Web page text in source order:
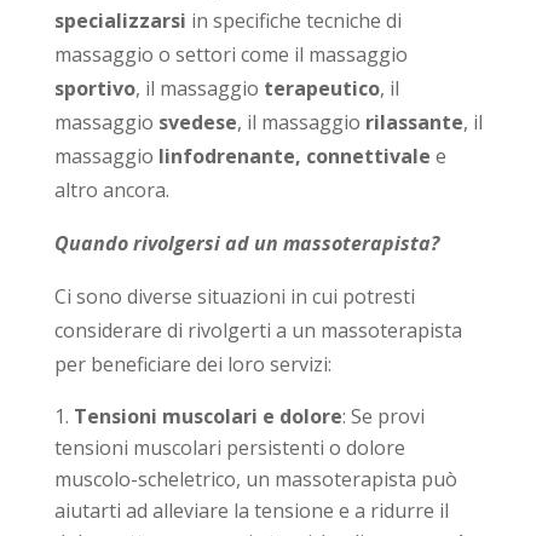
specializzarsi in specifiche tecniche di
massaggio o settori come il massaggio
sportivo, il massaggio terapeutico, il
massaggio svedese, il massaggio rilassante, il
massaggio linfodrenante, connettivale e
altro ancora.
Quando rivolgersi ad un massoterapista?
Ci sono diverse situazioni in cui potresti
considerare di rivolgerti a un massoterapista
per beneficiare dei loro servizi:
Tensioni muscolari e dolore: Se provi
tensioni muscolari persistenti o dolore
muscolo-scheletrico, un massoterapista può
aiutarti ad alleviare la tensione e a ridurre il